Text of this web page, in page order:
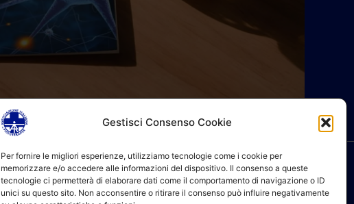
Gestisci Consenso Cookie
Per fornire le migliori esperienze, utilizziamo tecnologie come i cookie per
memorizzare e/o accedere alle informazioni del dispositivo. Il consenso a queste
tecnologie ci permetterà di elaborare dati come il comportamento di navigazione o ID
unici su questo sito. Non acconsentire o ritirare il consenso può influire negativamente